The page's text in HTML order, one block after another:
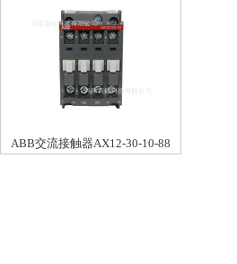
10*190V50HZ/220V60HZ
ABB交流接触器AX12-30-10-88